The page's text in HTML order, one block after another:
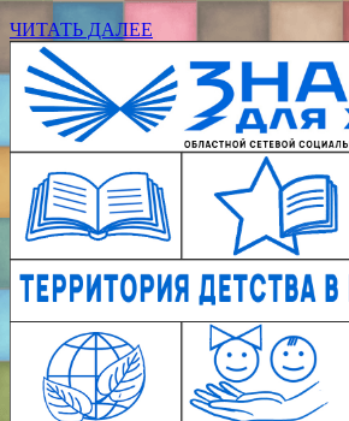
ЧИТАТЬ ДАЛЕЕ